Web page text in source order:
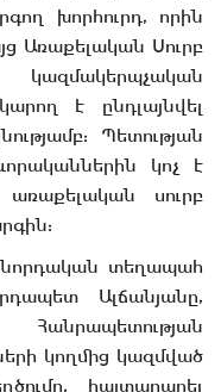
խորհուրդ, որին
Առաքելական Սուրբ
է ընդլայնվել
Պետության
կոչ է
սուրբ
տեղապահ
Ալճանյանը,
կողմից կազմված
հայտարարել